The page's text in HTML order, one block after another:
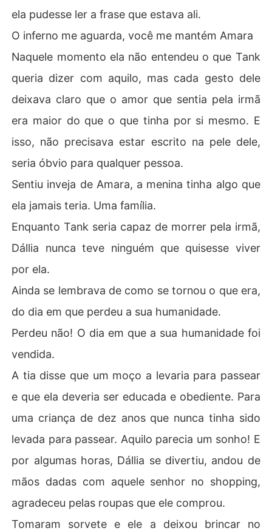
ela pudesse ler a frase que estava ali.
O inferno me aguarda, você me mantém Amara
Naquele momento ela não entendeu o que Tank
queria dizer com aquilo, mas cada gesto dele
deixava claro que o amor que sentia pela irmã
era maior do que o que tinha por si mesmo. E
isso, não precisava estar escrito na pele dele,
seria óbvio para qualquer pessoa.
Sentiu inveja de Amara, a menina tinha algo que
ela jamais teria. Uma família.
Enquanto Tank seria capaz de morrer pela irmã,
Dállia nunca teve ninguém que quisesse viver
por ela.
Ainda se lembrava de como se tornou o que era,
do dia em que perdeu a sua humanidade.
Perdeu não! O dia em que a sua humanidade foi
vendida.
A tia disse que um moço a levaria para passear
e que ela deveria ser educada e obediente. Para
uma criança de dez anos que nunca tinha sido
levada para passear. Aquilo parecia um sonho! E
por algumas horas, Dállia se divertiu, andou de
mãos dadas com aquele senhor no shopping,
agradeceu pelas roupas que ele comprou.
Tomaram sorvete e ele a deixou brincar no